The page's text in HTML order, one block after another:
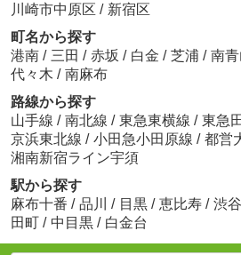
川崎市中原区 / 新宿区
町名から探す
港南 / 三田 / 赤坂 / 白金 / 芝浦 / 南
代々木 / 南麻布
路線から探す
山手線 / 南北線 / 東急東横線 / 東急
京浜東北線 / 小田急小田原線 / 都営
湘南新宿ライン宇須
駅から探す
麻布十番 / 品川 / 目黒 / 恵比寿 / 渋谷
田町 / 中目黒 / 白金台